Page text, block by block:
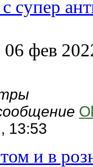
супер
06 фев
13:53
и в